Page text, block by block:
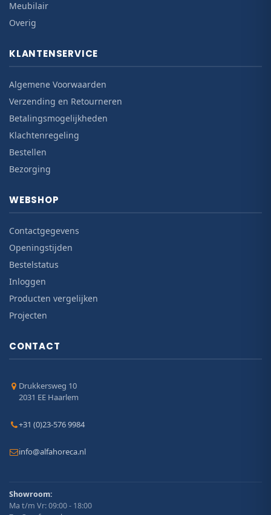
Meubilair
Overig
KLANTENSERVICE
Algemene Voorwaarden
Verzending en Retourneren
Betalingsmogelijkheden
Klachtenregeling
Bestellen
Bezorging
WEBSHOP
Contactgegevens
Openingstijden
Bestelstatus
Inloggen
Producten vergelijken
Projecten
CONTACT
Drukkersweg 10
2031 EE Haarlem
+31 (0)23-576 9984
info@alfahoreca.nl
Showroom:
Ma t/m Vr: 09:00 - 18:00